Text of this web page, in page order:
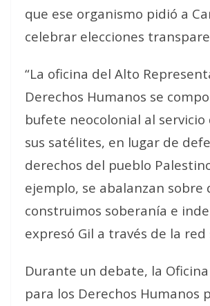
que ese organismo pidió a
celebrar elecciones
“La oficina del Alto
Derechos Humanos se
bufete neocolonial al servicio
sus satélites, en lugar de
derechos del pueblo
ejemplo, se abalanzan sobre
construimos soberanía e
expresó Gil a través de la red
Durante un debate, la Oficina
para los Derechos Humanos